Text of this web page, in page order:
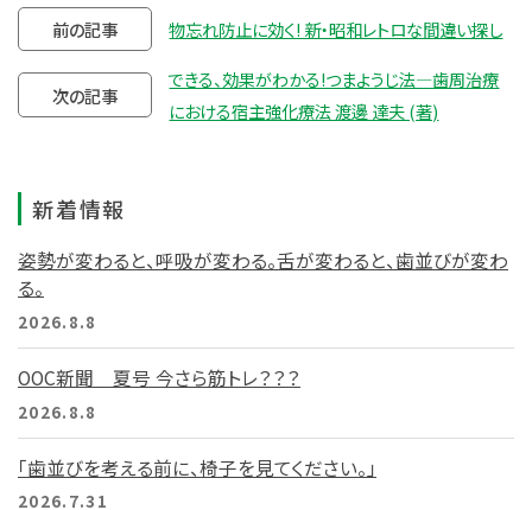
前の記事 物忘れ防止に効く! 新・昭和レトロな間違い探し
次の記事
できる、効果がわかる!つまようじ法―歯周治療
における宿主強化療法 渡邊 達夫 (著)
新着情報
姿勢が変わると、呼吸が変わる。舌が変わると、歯並びが変わ
る。
2026.8.8
OOC新聞 夏号 今さら筋トレ？？？
2026.8.8
「歯並びを考える前に、椅子を見てください。」
2026.7.31